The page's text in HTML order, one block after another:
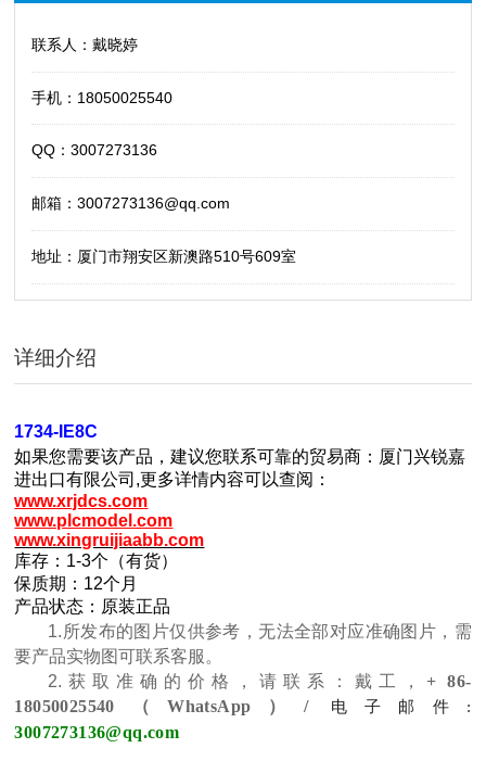
联系人：戴晓婷
手机：18050025540
QQ：3007273136
邮箱：3007273136@qq.com
地址：厦门市翔安区新澳路510号609室
详细介绍
1734-IE8C
如果您需要该产品，建议您联系可靠的贸易商：厦门兴锐嘉
进出口有限公司,更多详情内容可以查阅：
www.xrjdcs.com
www.plcmodel.com
www.xingruijiaabb.com
库存：1-3个（有货）
保质期：12个月
产品状态：原装正品
1.所发布的图片仅供参考，无法全部对应准确图片，需
要产品实物图可联系客服。
2.获取准确的价格，请联系：戴工， + 86-
18050025540（WhatsApp）/
电子邮件:
3007273136@qq.com